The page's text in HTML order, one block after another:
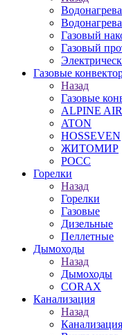
Газовый
Газовый
Газовые
Назад
Газовые
ALPINE AIR
ATON
HOSSEVEN
ЖИТОМИР
РОСС
Горелки
Назад
Горелки
Газовые
Дизельные
Пеллетные
Дымоходы
Назад
Дымоходы
CORAX
Канализация
Назад
Канализация